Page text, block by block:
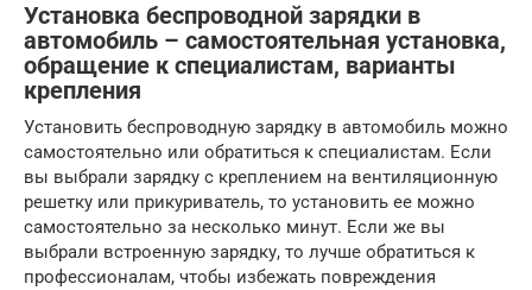
Установка беспроводной зарядки в
автомобиль – самостоятельная установка,
обращение к специалистам, варианты
крепления
Установить беспроводную зарядку в автомобиль можно
самостоятельно или обратиться к специалистам. Если
вы выбрали зарядку с креплением на вентиляционную
решетку или прикуриватель, то установить ее можно
самостоятельно за несколько минут. Если же вы
выбрали встроенную зарядку, то лучше обратиться к
профессионалам, чтобы избежать повреждения